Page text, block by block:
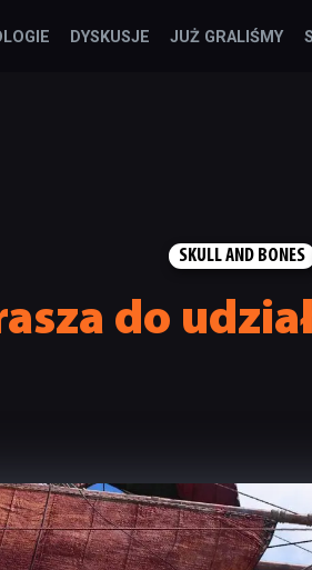
DYSKUSJE JUŻ GRALIŚMY
SKULL AND BONES
do